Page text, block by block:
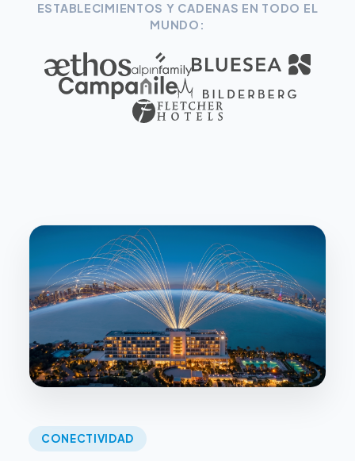
ESTABLECIMIENTOS Y CADENAS EN TODO EL
MUNDO:
CONECTIVIDAD